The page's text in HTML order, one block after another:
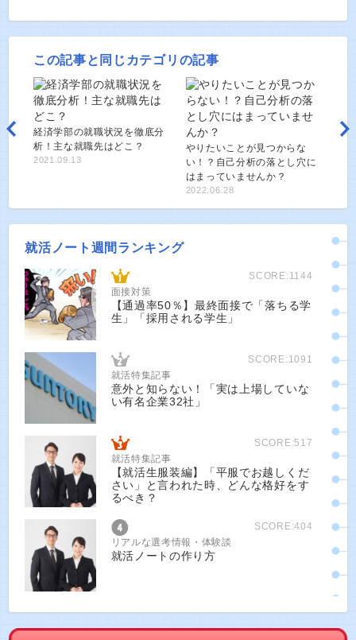
この記事と同じカテゴリの記事
経済学部の就職状況を徹底分
析！主な就職先はどこ？
2021.09.13
やりたいことが見つからな
い！？自己分析の落とし穴に
はまっていませんか？
2022.06.28
就活ノート週間ランキング
SCORE:1144
面接対策
【通過率50％】最終面接で「落ちる学
生」「採用される学生」
SCORE:1091
就活特集記事
意外と知らない！「実は上場していな
い有名企業32社」
SCORE:517
就活特集記事
【就活生服装編】「平服でお越しくだ
さい」と言われた時、どんな格好をす
るべき？
SCORE:404
リアルな選考情報・体験談
就活ノートの作り方